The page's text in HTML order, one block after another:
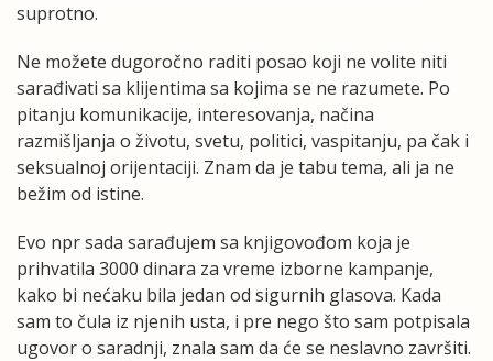
suprotno.
Ne možete dugoročno raditi posao koji ne volite niti
sarađivati sa klijentima sa kojima se ne razumete. Po
pitanju komunikacije, interesovanja, načina
razmišljanja o životu, svetu, politici, vaspitanju, pa čak i
seksualnoj orijentaciji. Znam da je tabu tema, ali ja ne
bežim od istine.
Evo npr sada sarađujem sa knjigovođom koja je
prihvatila 3000 dinara za vreme izborne kampanje,
kako bi nećaku bila jedan od sigurnih glasova. Kada
sam to čula iz njenih usta, i pre nego što sam potpisala
ugovor o saradnji, znala sam da će se neslavno završiti.